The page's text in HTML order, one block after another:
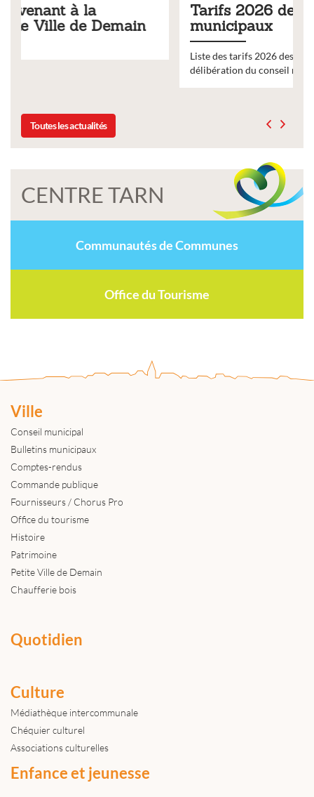
Tarifs 2026 des services
municipaux
Liste des tarifs 2026 des services municipaux,
délibération du conseil municipal du 19 décembre 2025
Toutes les actualités
CENTRE TARN
Communautés de Communes
Office du Tourisme
Ville
Conseil municipal
Bulletins municipaux
Comptes-rendus
Commande publique
Fournisseurs / Chorus Pro
Office du tourisme
Histoire
Patrimoine
Petite Ville de Demain
Chaufferie bois
Quotidien
Culture
Médiathèque intercommunale
Chéquier culturel
Associations culturelles
Enfance et jeunesse